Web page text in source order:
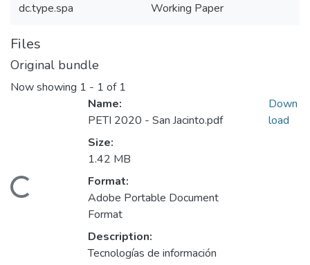
dc.type.spa Working Paper
Files
Original bundle
Now showing 1 - 1 of 1
Loading...
Name:
PETI 2020 - San Jacinto.pdf
Size:
1.42 MB
Format:
Adobe Portable Document
Format
Description:
Tecnologías de información
Down
load